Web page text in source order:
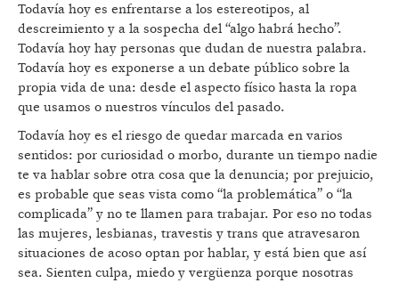
Todavía hoy es enfrentarse a los estereotipos, al
descreimiento y a la sospecha del “algo habrá hecho”.
Todavía hoy hay personas que dudan de nuestra palabra.
Todavía hoy es exponerse a un debate público sobre la
propia vida de una: desde el aspecto físico hasta la ropa
que usamos o nuestros vínculos del pasado.
Todavía hoy es el riesgo de quedar marcada en varios
sentidos: por curiosidad o morbo, durante un tiempo nadie
te va hablar sobre otra cosa que la denuncia; por prejuicio,
es probable que seas vista como “la problemática” o “la
complicada” y no te llamen para trabajar. Por eso no todas
las mujeres, lesbianas, travestis y trans que atravesaron
situaciones de acoso optan por hablar, y está bien que así
sea. Sienten culpa, miedo y vergüenza porque nosotras